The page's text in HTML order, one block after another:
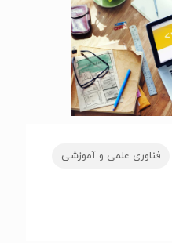
فناوری علمی و آموزشی